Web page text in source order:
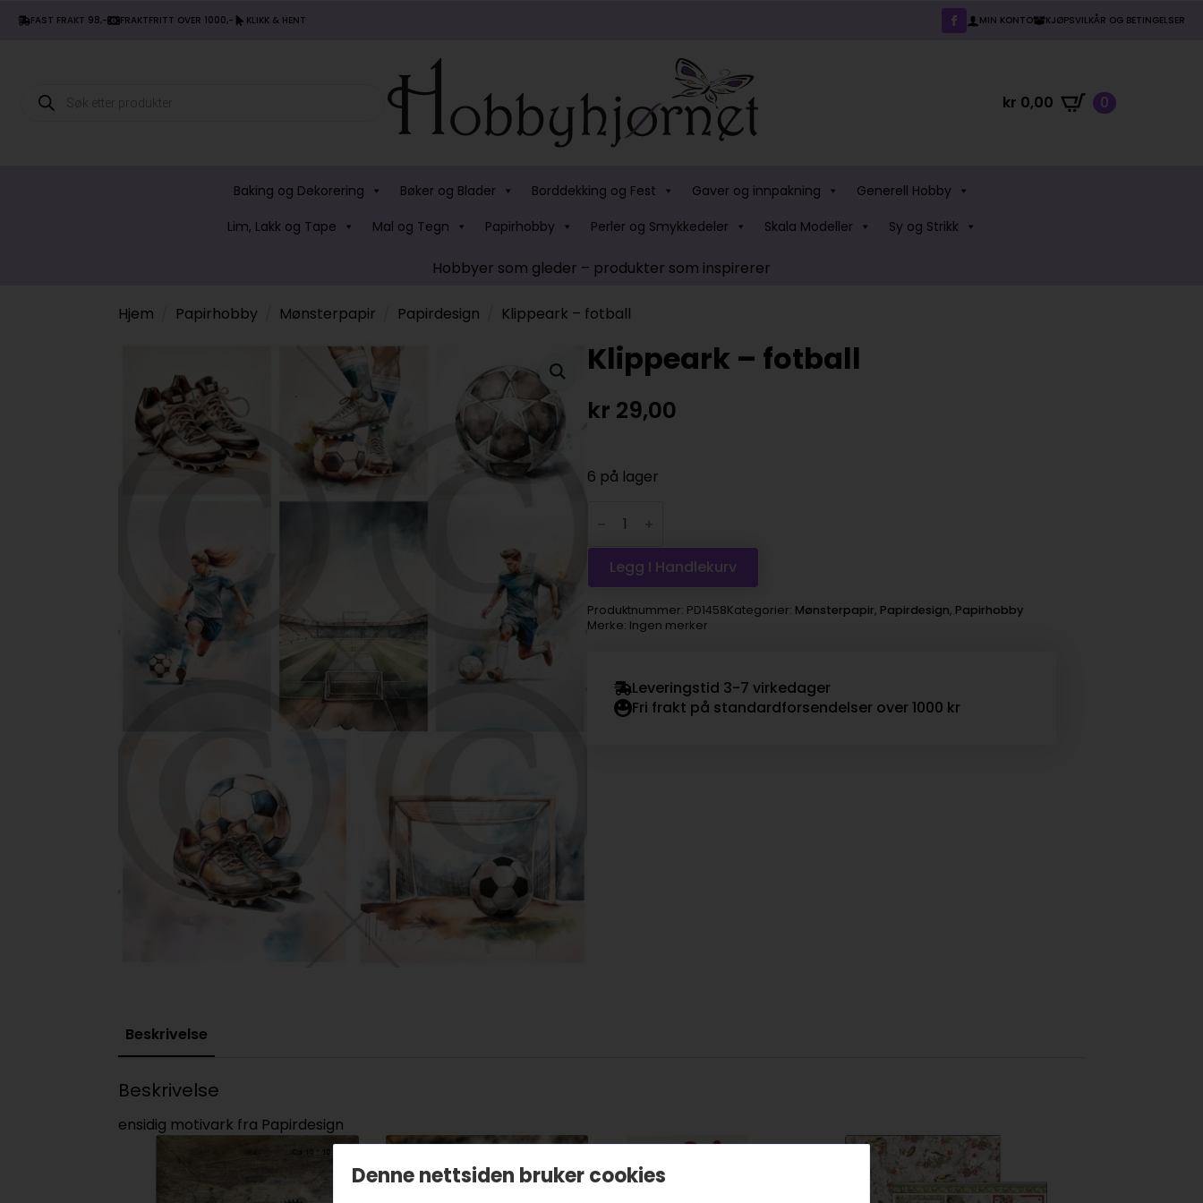
FAST FRAKT 98,- FRAKTFRITT OVER 1000,- KLIKK & HENT MIN KONTO KJØPSVILKÅR OG BETINGELSER
Products
search kr 0,00 0
Baking og Dekorering Bøker og Blader Borddekking og Fest Gaver og innpakning
Generell Hobby
Lim, Lakk og Tape
Mal og Tegn Papirhobby Perler og Smykkedeler Skala Modeller Sy og Strikk
Hobbyer som gleder – produkter som inspirerer
Hjem Papirhobby Mønsterpapir Papirdesign Klippeark – fotball
Klippeark – fotball
kr 29,00
6 på lager
fotball
antall
Legg I Handlekurv
Produktnummer: PD1458Kategorier: Mønsterpapir, Papirdesign, Papirhobby
Merke: Ingen merker
Leveringstid 3-7 virkedager
Fri frakt på standardforsendelser over 1000 kr
Beskrivelse
Beskrivelse
ensidig motivark fra Papirdesign
Denne nettsiden bruker cookies